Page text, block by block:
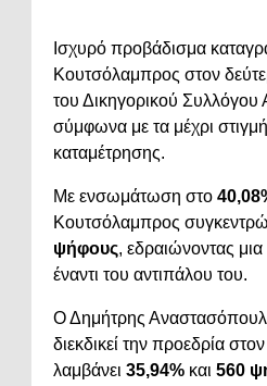
Ισχυρό προβάδισμα
Κουτσόλαμπρος στον
του Δικηγορικού
σύμφωνα με τα μέχρι
καταμέτρησης.
Με ενσωμάτωση στο
Κουτσόλαμπρος
ψήφους, εδραιώνοντας
έναντι του αντιπάλου του.
Ο Δημήτρης
διεκδικεί την προεδρία
λαμβάνει 35,94% και 560